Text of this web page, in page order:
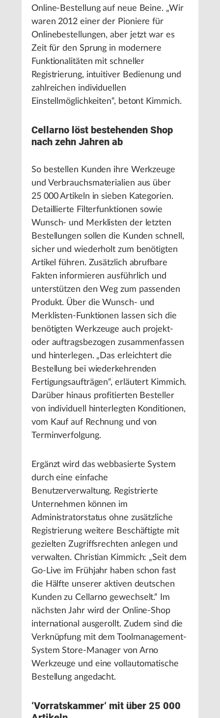
Online-Bestellung auf neue Beine. „Wir
waren 2012 einer der Pioniere für
Onlinebestellungen, aber jetzt war es
Zeit für den Sprung in modernere
Funktionalitäten mit schneller
Registrierung, intuitiver Bedienung und
zahlreichen individuellen
Einstellmöglichkeiten“, betont Kimmich.
Cellarno löst bestehenden Shop
nach zehn Jahren ab
So bestellen Kunden ihre Werkzeuge
und Verbrauchsmaterialien aus über
25 000 Artikeln in sieben Kategorien.
Detaillierte Filterfunktionen sowie
Wunsch- und Merklisten der letzten
Bestellungen sollen die Kunden schnell,
sicher und wiederholt zum benötigten
Artikel führen. Zusätzlich abrufbare
Fakten informieren ausführlich und
unterstützen den Weg zum passenden
Produkt. Über die Wunsch- und
Merklisten-Funktionen lassen sich die
benötigten Werkzeuge auch projekt-
oder auftragsbezogen zusammenfassen
und hinterlegen. „Das erleichtert die
Bestellung bei wiederkehrenden
Fertigungsaufträgen“, erläutert Kimmich.
Darüber hinaus profitierten Besteller
von individuell hinterlegten Konditionen,
vom Kauf auf Rechnung und von
Terminverfolgung.
Ergänzt wird das webbasierte System
durch eine einfache
Benutzerverwaltung. Registrierte
Unternehmen können im
Administratorstatus ohne zusätzliche
Registrierung weitere Beschäftigte mit
gezielten Zugriffsrechten anlegen und
verwalten. Christian Kimmich: „Seit dem
Go-Live im Frühjahr haben schon fast
die Hälfte unserer aktiven deutschen
Kunden zu Cellarno gewechselt.“ Im
nächsten Jahr wird der Online-Shop
international ausgerollt. Zudem sind die
Verknüpfung mit dem Toolmanagement-
System Store-Manager von Arno
Werkzeuge und eine vollautomatische
Bestellung angedacht.
‘Vorratskammer‘ mit über 25 000